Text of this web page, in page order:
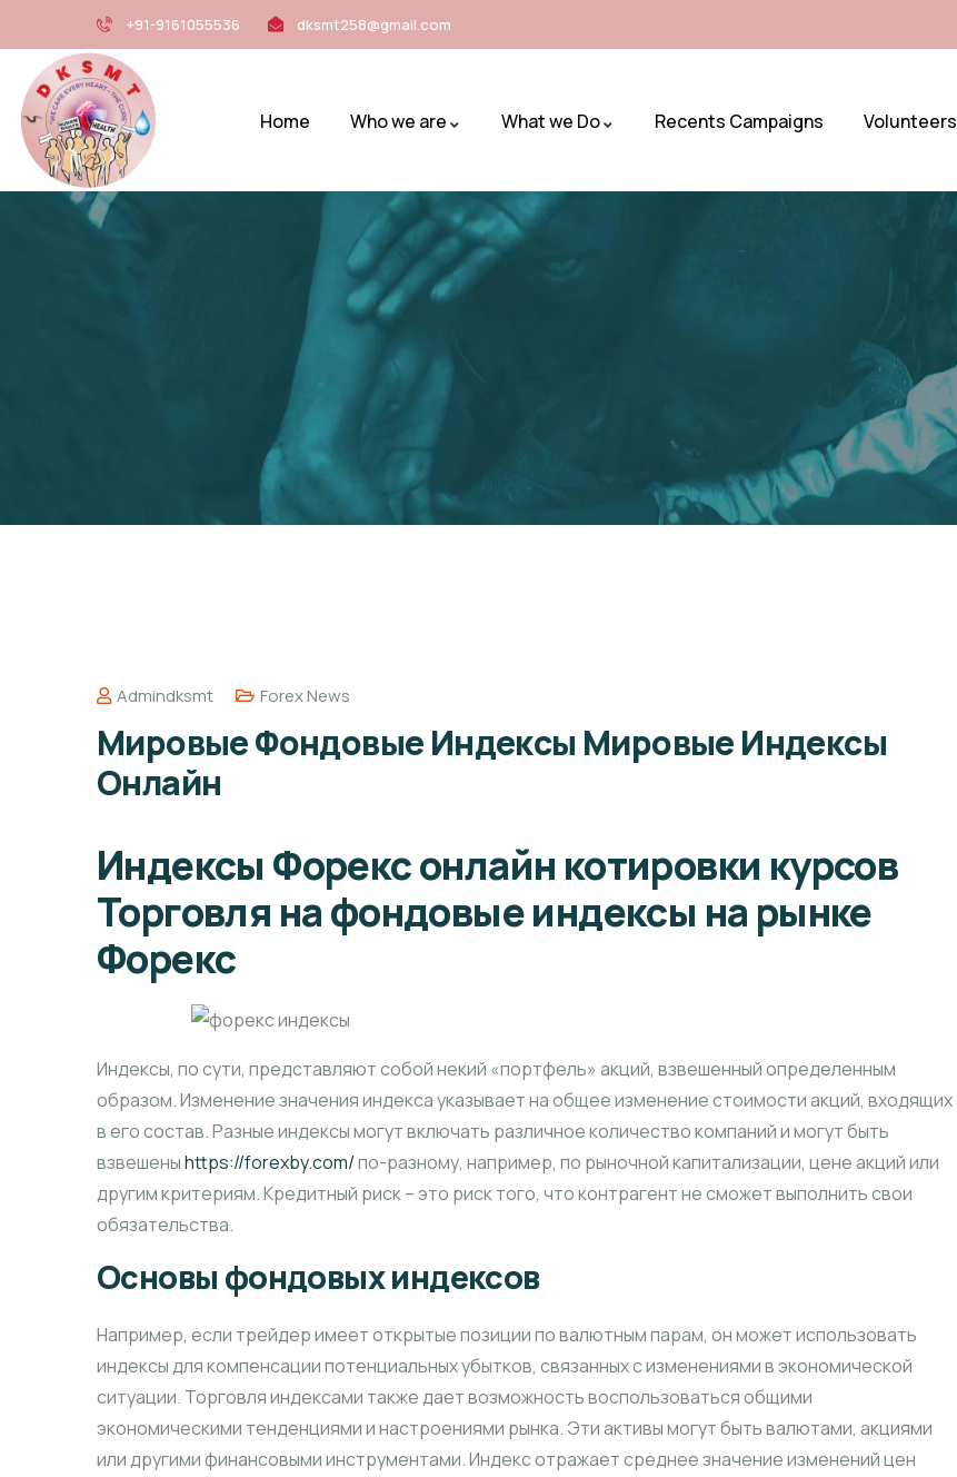
+91-9161055536 dksmt258@gmail.com
Home Who we are What we Do Recents Campaigns Volunteers
Admindksmt Forex News
Мировые Фондовые Индексы Мировые Индексы
Онлайн
Индексы Форекс онлайн котировки курсов
Торговля на фондовые индексы на рынке
Форекс
Индексы, по сути, представляют собой некий «портфель» акций, взвешенный определенным
образом. Изменение значения индекса указывает на общее изменение стоимости акций, входящих
в его состав. Разные индексы могут включать различное количество компаний и могут быть
взвешеныhttps://forexby.com/по-разному, например, по рыночной капитализации, цене акций или
другим критериям. Кредитный риск – это риск того, что контрагент не сможет выполнить свои
обязательства.
Основы фондовых индексов
Например, если трейдер имеет открытые позиции по валютным парам, он может использовать
индексы для компенсации потенциальных убытков, связанных с изменениями в экономической
ситуации. Торговля индексами также дает возможность воспользоваться общими
экономическими тенденциями и настроениями рынка. Эти активы могут быть валютами, акциями
или другими финансовыми инструментами. Индекс отражает среднее значение изменений цен